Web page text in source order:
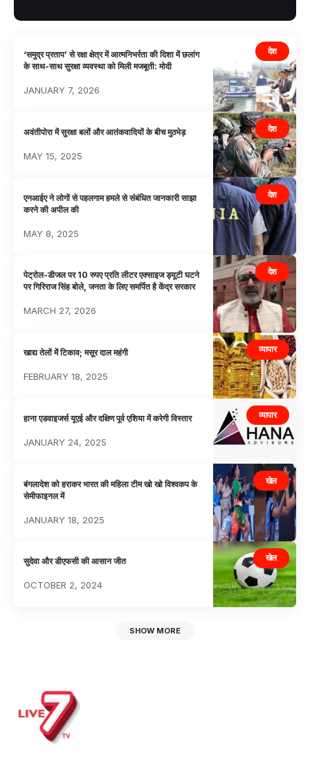
देश
‘समुद्र प्रताप’ से रक्षा क्षेत्र में आत्मनिभर्रता की दिशा में छलांग
के साथ-साथ सुरक्षा व्यवस्था को मिली मजबूती: मोदी
JANUARY 7, 2026
देश
अवंतीपोरा में सुरक्षा बलों और आतंकवादियों के बीच मुठभेड़
MAY 15, 2025
देश
एनआईए ने लोगों से पहलगाम हमले से संंबंधित जानकारी साझा
करने की अपील की
MAY 8, 2025
देश
पेट्रोल-डीजल पर 10 रुपए प्रति लीटर एक्साइज ड्यूटी घटने
पर गिरिराज सिंह बोले, जनता के लिए समर्पित है केंद्र सरकार
MARCH 27, 2026
व्यापार
खाद्य तेलों में टिकाव; मसूर दाल महंगी
FEBRUARY 18, 2025
व्यापार
हाना एडवाइजर्स यूएई और दक्षिण पूर्व एशिया में करेगी विस्तार
JANUARY 24, 2025
खेल
बंगलादेश को हराकर भारत की महिला टीम खो खो विश्वकप के
सेमीफाइनल में
JANUARY 18, 2025
खेल
सुदेवा और डीएफसी की आसान जीत
OCTOBER 2, 2024
SHOW MORE